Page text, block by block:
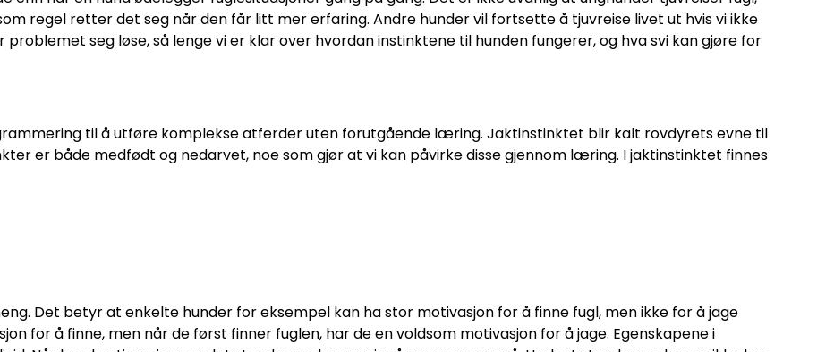
regel retter det seg når den får litt mer erfaring. Andre hunder vil fortsette å tjuvreise livet ut hvis vi ikke
seg løse, så lenge vi er klar over hvordan instinktene til hunden fungerer, og hva svi kan gjøre for
til å utføre komplekse atferder uten forutgående læring. Jaktinstinktet blir kalt rovdyrets evne til
er både medfødt og nedarvet, noe som gjør at vi kan påvirke disse gjennom læring. I jaktinstinktet finnes
Det betyr at enkelte hunder for eksempel kan ha stor motivasjon for å finne fugl, men ikke for å jage
for å finne, men når de først finner fuglen, har de en voldsom motivasjon for å jage. Egenskapene i